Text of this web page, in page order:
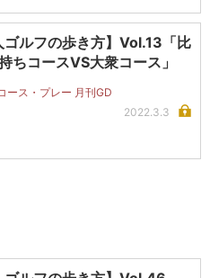
ゴルフの歩き方】Vol.13「比
ちコースVS大衆コース」
ース・プレー 月刊GD
2022.3.3